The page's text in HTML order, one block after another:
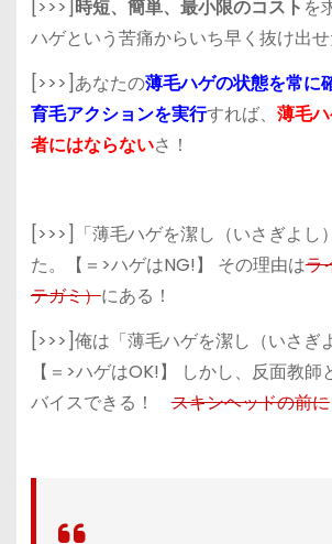
[>>>] 時短、簡単、最小限のコスト を
ハゲという苦痛からいち早く抜け出
[>>>]あなたの薄毛ハゲの状態を常に
育毛アクションを実行すれば、 薄毛
者にはならないさ！
[>>>]「薄毛ハゲを潔し（いさぎよし
た。【＝>ハゲはNG!】 その理由はラ
テガミ）にある！
[>>>]俺は「薄毛ハゲを潔し（いさぎ
【＝>ハゲはOK!】 しかし、反面教師
バイスできる！スキンヘッドの前に